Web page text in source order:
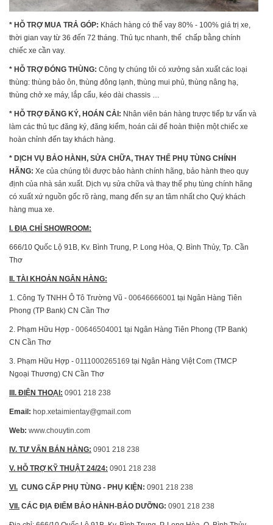
* HỖ TRỢ MUA TRẢ GÓP: Khách hàng có thể vay 80% - 100% giá trị xe,
thời gian vay từ 36 đến 72 tháng. Thủ tục nhanh, thế chấp bằng chính
chiếc xe cần vay.
* HỖ TRỢ ĐÓNG THÙNG: Công ty chúng tôi có xưởng sản xuất các loại
thùng: thùng bảo ôn, thùng đông lạnh, thùng mui phủ, thùng nâng hạ,
thùng chở xe máy, lắp cẩu, kéo dài chassis …
* HỖ TRỢ ĐĂNG KÝ, HOÁN CẢI: Nhân viên bán hàng trược tiếp tư vấn và
làm các thủ tục đăng ký, đăng kiểm, hoán cải để hoàn thiện một chiếc xe
hoàn chỉnh đến tay khách hàng.
* DỊCH VỤ BẢO HÀNH, SỬA CHỮA, THAY THẾ PHỤ TÙNG CHÍNH
HÃNG: Xe của chúng tôi được bảo hành chính hãng, bảo hành theo quy
định của nhà sản xuất. Dịch vụ sửa chữa và thay thế phụ tùng chính hãng
có xuất xứ nguồn gốc rõ ràng, mang đến sự an tâm nhất cho Quý khách
hàng mua xe.
I. ĐỊA CHỈ SHOWROOM:
666/10 Quốc Lộ 91B, Kv. Bình Trung, P. Long Hòa, Q. Bình Thủy, Tp. Cần
Thơ
II. TÀI KHOẢN NGÂN HÀNG:
1. Công Ty TNHH Ô Tô Trường Vũ - 00646666001 tại Ngân Hàng Tiên
Phong (TP Bank) CN Cần Thơ
2. Phạm Hữu Hợp - 00646504001 tại Ngân Hàng Tiên Phong (TP Bank)
CN Cần Thơ
3. Phạm Hữu Hợp - 0111000265169 tại Ngân Hàng Việt Com (TMCP
Ngoại Thương) CN Cần Thơ
III. ĐIỆN THOẠI: 0901 218 238
Email: hop.xetaimientay@gmail.com
Web: www.chouytin.com
IV. TƯ VẤN BÁN HÀNG: 0901 218 238
V. HỖ TRỢ KỸ THUẬT 24/24: 0901 218 238
VI. CUNG CẤP PHỤ TÙNG - PHỤ KIỆN : 0901 218 238
VII. CÁC ĐỊA ĐIỂM BẢO HÀNH-BẢO DƯỠNG: 0901 218 238